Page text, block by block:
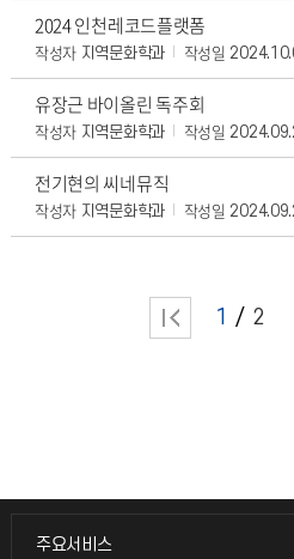
2024 인천레코드플랫폼
작성자 지역문화학과 작성일
유장근 바이올린 독주회
작성자 지역문화학과 작성일
전기현의 씨네뮤직
작성자 지역문화학과 작성일
1 2
주요서비스
주요서비스